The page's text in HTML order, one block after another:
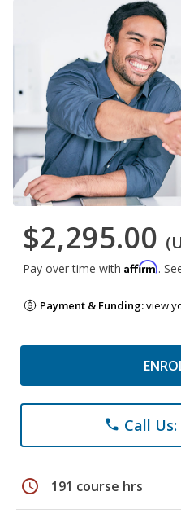
$2,295.00
Pay over time with Affirm.
Payment & Funding:view
phone Call Us:
schedule 191 course hrs